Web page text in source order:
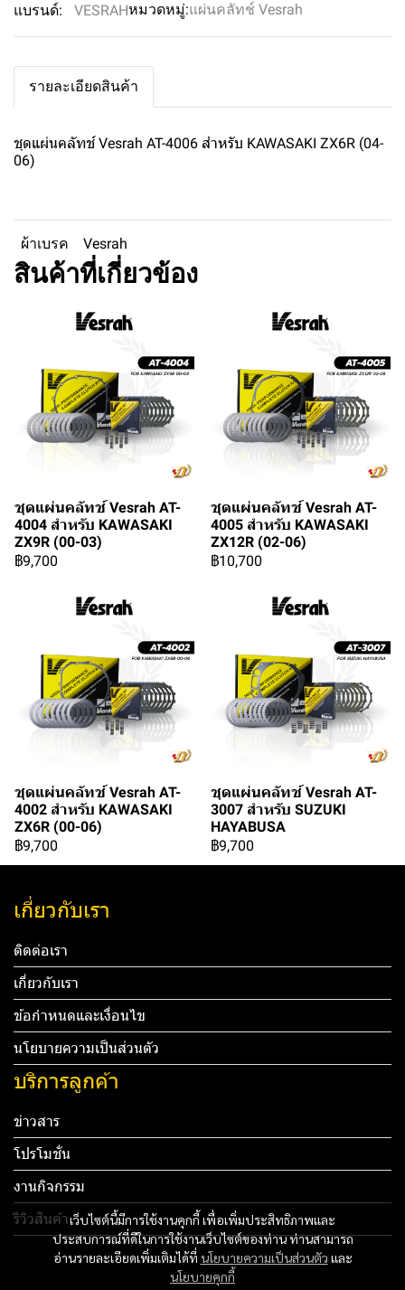
แบรนด์: VESRAHหมวดหมู่:แผ่นคลัทช์ Vesrah
รายละเอียดสินค้า
ชุดแผ่นคลัทช์ Vesrah AT-4006 สำหรับ KAWASAKI ZX6R (04-
06)
ผ้าเบรค Vesrah
สินค้าที่เกี่ยวข้อง
ชุดแผ่นคลัทช์ Vesrah AT-
4004 สำหรับ KAWASAKI
ZX9R (00-03)
฿9,700
ชุดแผ่นคลัทช์ Vesrah AT-
4005 สำหรับ KAWASAKI
ZX12R (02-06)
฿10,700
ชุดแผ่นคลัทช์ Vesrah AT-
4002 สำหรับ KAWASAKI
ZX6R (00-06)
฿9,700
ชุดแผ่นคลัทช์ Vesrah AT-
3007 สำหรับ SUZUKI
HAYABUSA
฿9,700
เว็บไซต์นี้มีการใช้งานคุกกี้ เพื่อเพิ่มประสิทธิภาพและ
ประสบการณ์ที่ดีในการใช้งานเว็บไซต์ของท่าน ท่านสามารถ
อ่านรายละเอียดเพิ่มเติมได้ที่ นโยบายความเป็นส่วนตัว และ
นโยบายคุกกี้
เกี่ยวกับเรา
ติดต่อเรา
เกี่ยวกับเรา
ข้อกำหนดและเงื่อนไข
นโยบายความเป็นส่วนตัว
บริการลูกค้า
ข่าวสาร
โปรโมชั่น
งานกิจกรรม
รีวิวสินค้า
Tel: 012 345 67890 Email: mail@yourdomain.com